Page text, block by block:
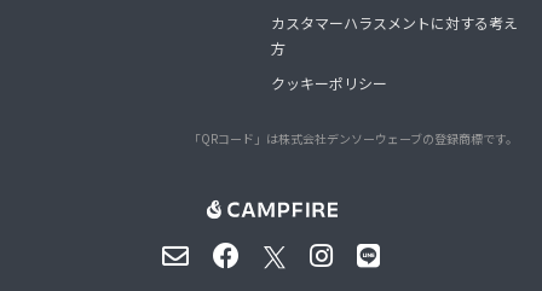
カスタマーハラスメントに対する考え
方
クッキーポリシー
「QRコード」は株式会社デンソーウェーブの登録商標です。